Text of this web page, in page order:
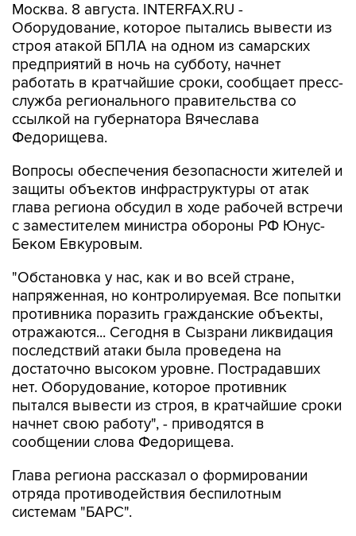
Москва. 8 августа. INTERFAX.RU -
Оборудование, которое пытались вывести из
строя атакой БПЛА на одном из самарских
предприятий в ночь на субботу, начнет
работать в кратчайшие сроки, сообщает пресс-
служба регионального правительства со
ссылкой на губернатора Вячеслава
Федорищева.
Вопросы обеспечения безопасности жителей и
защиты объектов инфраструктуры от атак
глава региона обсудил в ходе рабочей встречи
с заместителем министра обороны РФ Юнус-
Беком Евкуровым.
"Обстановка у нас, как и во всей стране,
напряженная, но контролируемая. Все попытки
противника поразить гражданские объекты,
отражаются... Сегодня в Сызрани ликвидация
последствий атаки была проведена на
достаточно высоком уровне. Пострадавших
нет. Оборудование, которое противник
пытался вывести из строя, в кратчайшие сроки
начнет свою работу", - приводятся в
сообщении слова Федорищева.
Глава региона рассказал о формировании
отряда противодействия беспилотным
системам "БАРС".